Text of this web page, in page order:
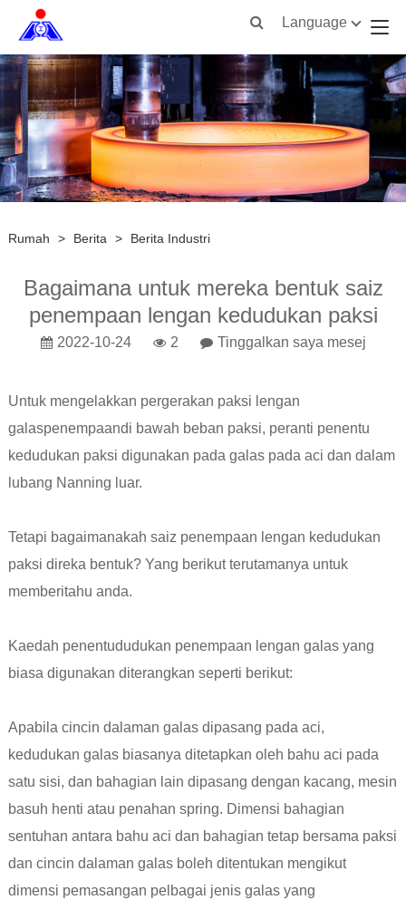
Language
Rumah > Berita > Berita Industri
Bagaimana untuk mereka bentuk saiz
penempaan lengan kedudukan paksi
2022-10-24 2 Tinggalkan saya mesej
Untuk mengelakkan pergerakan paksi lengan
galaspenempaandi bawah beban paksi, peranti penentu
kedudukan paksi digunakan pada galas pada aci dan dalam
lubang Nanning luar.
Tetapi bagaimanakah saiz penempaan lengan kedudukan
paksi direka bentuk? Yang berikut terutamanya untuk
memberitahu anda.
Kaedah penentududukan penempaan lengan galas yang
biasa digunakan diterangkan seperti berikut:
Apabila cincin dalaman galas dipasang pada aci,
kedudukan galas biasanya ditetapkan oleh bahu aci pada
satu sisi, dan bahagian lain dipasang dengan kacang, mesin
basuh henti atau penahan spring. Dimensi bahagian
sentuhan antara bahu aci dan bahagian tetap bersama paksi
dan cincin dalaman galas boleh ditentukan mengikut
dimensi pemasangan pelbagai jenis galas yang